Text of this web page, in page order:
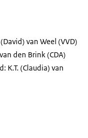
van Weel (VVD)
den Brink (CDA)
K.T. (Claudia) van